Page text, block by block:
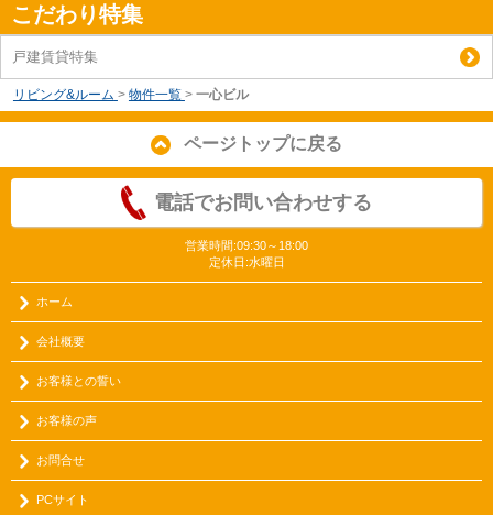
こだわり特集
戸建賃貸特集
リビング&ルーム > 物件一覧 > 一心ビル
ページトップに戻る
電話でお問い合わせする
営業時間:09:30～18:00
定休日:水曜日
ホーム
会社概要
お客様との誓い
お客様の声
お問合せ
PCサイト